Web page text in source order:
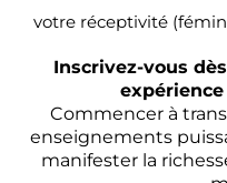
votre réceptivité
Inscrivez-vous
Commencer à
enseignements
manifester la